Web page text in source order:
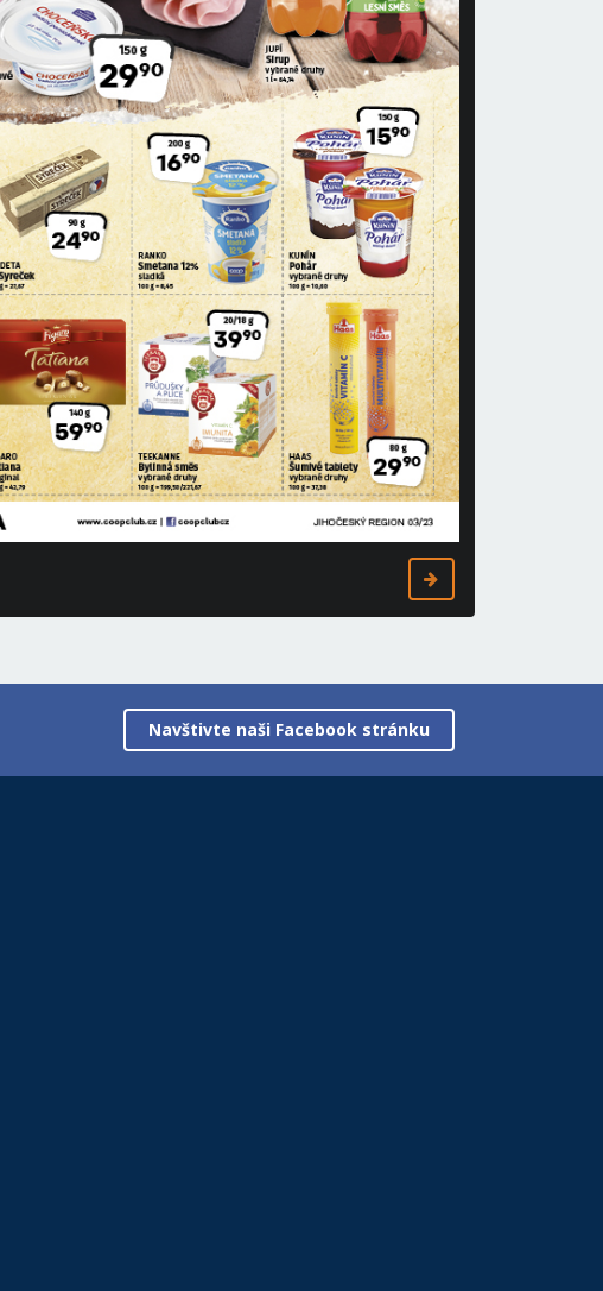
Navštivte naši Facebook stránku